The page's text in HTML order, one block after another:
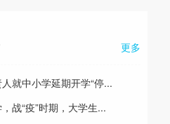
更多
就中小学延期开学“停...
战“疫”时期，大学生...